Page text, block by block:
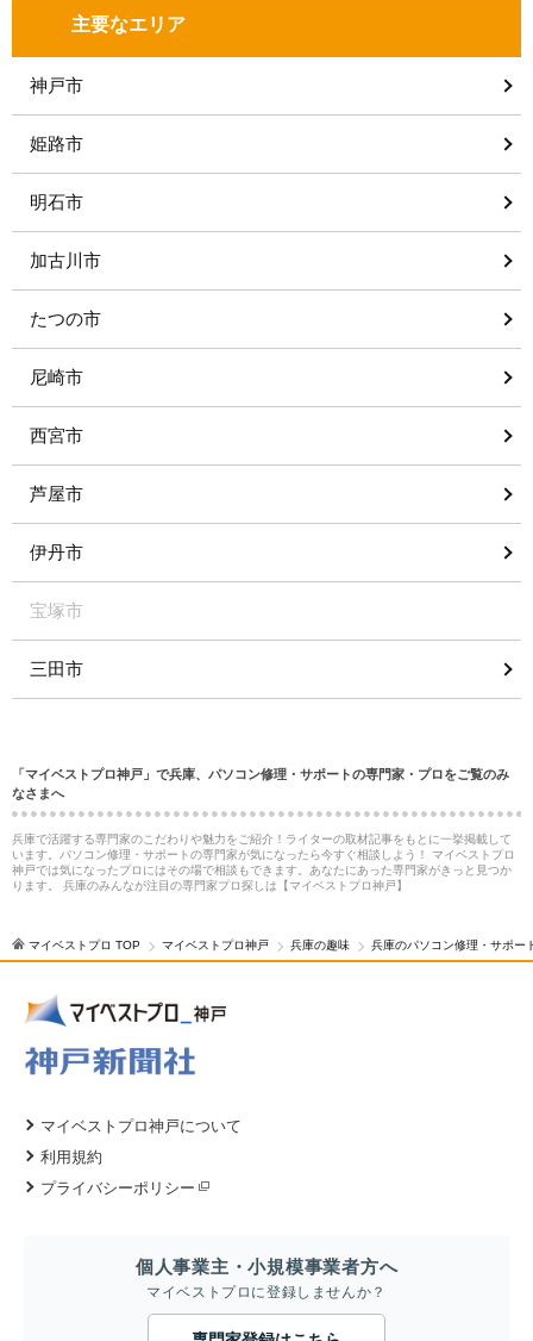
主要なエリア
神戸市
姫路市
明石市
加古川市
たつの市
尼崎市
西宮市
芦屋市
伊丹市
宝塚市
三田市
「マイベストプロ神戸」で兵庫、パソコン修理・サポートの専門家・プロをご覧のみ
なさまへ
兵庫で活躍する専門家のこだわりや魅力をご紹介！ライターの取材記事をもとに一挙掲載して
います。パソコン修理・サポートの専門家が気になったら今すぐ相談しよう！ マイベストプロ
神戸では気になったプロにはその場で相談もできます。あなたにあった専門家がきっと見つか
ります。 兵庫のみんなが注目の専門家プロ探しは【マイベストプロ神戸】
マイベストプロ TOP マイベストプロ神戸 兵庫の趣味 兵庫のパソコン修理・サポー
マイベストプロ神戸について
利用規約
プライバシーポリシー
個人事業主・小規模事業者方へ
マイベストプロに登録しませんか？